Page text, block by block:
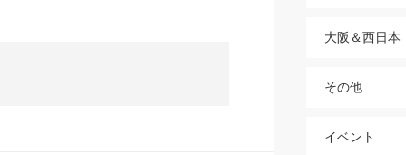
大阪＆西日本
その他
イベント